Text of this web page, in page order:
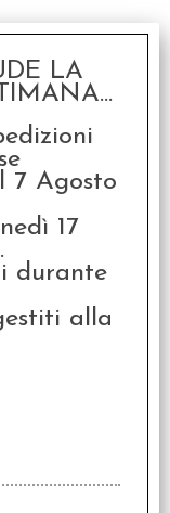
SCONTO 20%
LA
7 Agosto
17
durante
alla